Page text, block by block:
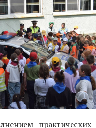
практических